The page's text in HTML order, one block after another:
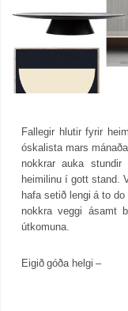
Fallegir hlutir fyrir
óskalista mars
nokkrar auka
heimilinu í gott stand.
hafa setið lengi á to
nokkra veggi ásamt
útkomuna.
Eigið góða helgi –